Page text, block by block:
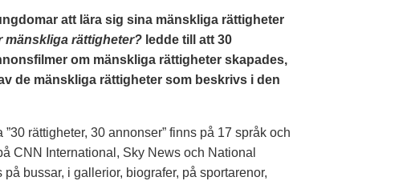
att lära sig sina mänskliga rättigheter
mänskliga rättigheter? ledde till att 30
om mänskliga rättigheter skapades,
de mänskliga rättigheter som beskrivs i den
rättigheter, 30 annonser” finns på 17 språk och
CNN International, Sky News och National
bussar, i gallerior, biografer, på sportarenor,